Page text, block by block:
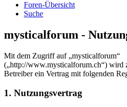
Foren-Übersicht
Suche
mysticalforum -
Mit dem Zugriff auf „mysticalforum“
(„http://www.mysticalforum.ch“) wird
Betreiber ein Vertrag mit folgenden
1. Nutzungsvertrag